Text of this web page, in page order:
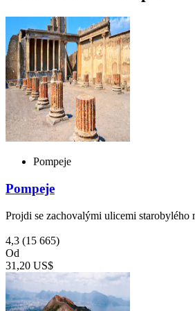
Pompeje
Pompeje
Projdi se zachovalými ulicemi starobylého
4,3 (15 665)
Od
31,20 US$